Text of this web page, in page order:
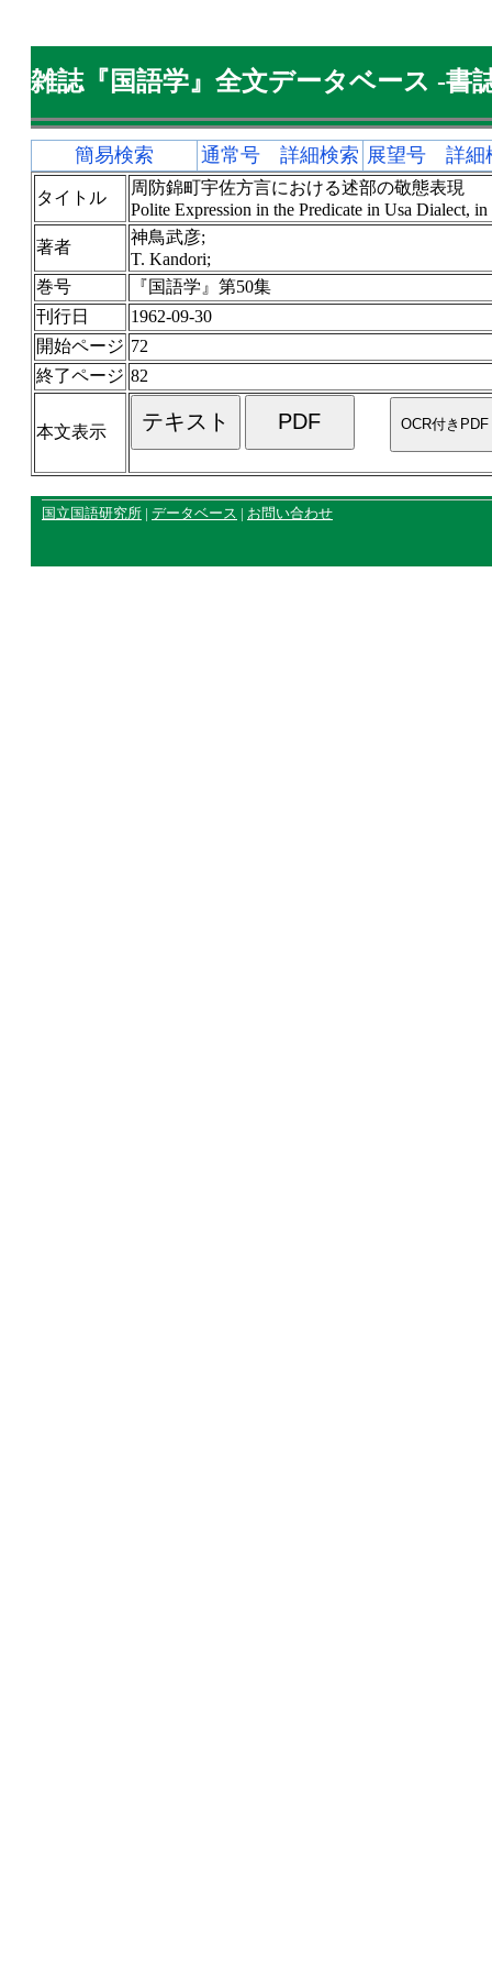
雑誌『国語学』全文データベース -書
簡易検索 通常号 詳細検索 展望号 詳細
タイトル
周防錦町宇佐方言における述部の敬態表現
Polite Expression in the Predicate in Usa Dialect,
著者
神鳥武彦;
T. Kandori;
巻号
『国語学』第50集
刊行日
1962-09-30
開始ページ 72
終了ページ 82
本文表示
国立国語研究所 | データベース | お問い合わせ